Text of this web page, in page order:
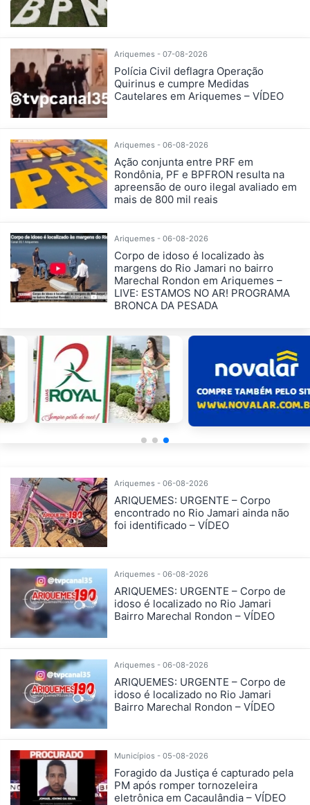
Ariquemes - 07-08-2026
Polícia Civil deflagra Operação
Quirinus e cumpre Medidas
Cautelares em Ariquemes – VÍDEO
Ariquemes - 06-08-2026
Ação conjunta entre PRF em
Rondônia, PF e BPFRON resulta na
apreensão de ouro ilegal avaliado em
mais de 800 mil reais
Ariquemes - 06-08-2026
Corpo de idoso é localizado às
margens do Rio Jamari no bairro
Marechal Rondon em Ariquemes –
LIVE: ESTAMOS NO AR! PROGRAMA
BRONCA DA PESADA
Ariquemes - 06-08-2026
ARIQUEMES: URGENTE – Corpo
encontrado no Rio Jamari ainda não
foi identificado – VÍDEO
Ariquemes - 06-08-2026
ARIQUEMES: URGENTE – Corpo de
idoso é localizado no Rio Jamari
Bairro Marechal Rondon – VÍDEO
Ariquemes - 06-08-2026
ARIQUEMES: URGENTE – Corpo de
idoso é localizado no Rio Jamari
Bairro Marechal Rondon – VÍDEO
Municípios - 05-08-2026
Foragido da Justiça é capturado pela
PM após romper tornozeleira
eletrônica em Cacaulândia – VÍDEO